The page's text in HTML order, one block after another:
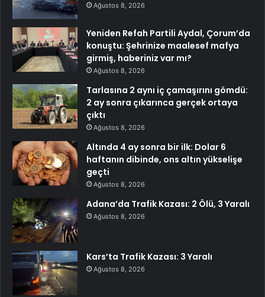
Ağustos 8, 2026
Yeniden Refah Partili Aydal, Çorum’da
konuştu: Şehrinize maalesef mafya
girmiş, haberiniz var mı?
Ağustos 8, 2026
Tarlasına 2 aynı iç çamaşırını gömdü:
2 ay sonra çıkarınca gerçek ortaya
çıktı
Ağustos 8, 2026
Altında 4 ay sonra bir ilk: Dolar 6
haftanın dibinde, ons altın yükselişe
geçti
Ağustos 8, 2026
Adana’da Trafik Kazası: 2 Ölü, 3 Yaralı
Ağustos 8, 2026
Kars’ta Trafik Kazası: 3 Yaralı
Ağustos 8, 2026